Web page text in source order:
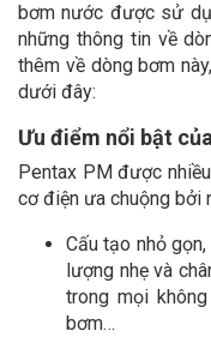
bơm nước được sử
những thông tin về
thêm về dòng bơm
dưới đây:
Ưu điểm nổi bật
Pentax PM được
cơ điện ưa chuộng bởi
Cấu tạo nhỏ
lượng nhẹ và
trong mọi
bơm…